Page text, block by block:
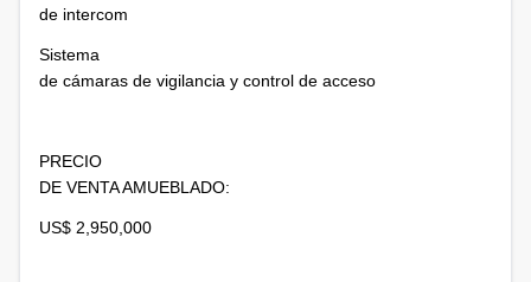
de intercom
Sistema
de cámaras de vigilancia y control de acceso
PRECIO
DE VENTA AMUEBLADO:
US$ 2,950,000